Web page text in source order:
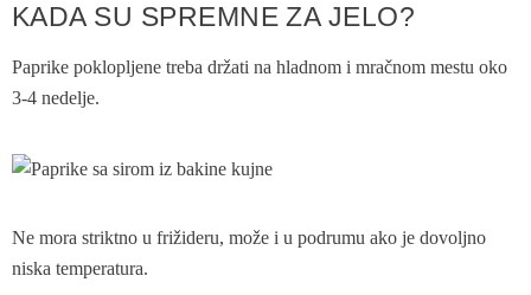
KADA SU SPREMNE ZA JELO?
Paprike poklopljene treba držati na hladnom i mračnom mestu oko
3-4 nedelje.
Ne mora striktno u frižideru, može i u podrumu ako je dovoljno
niska temperatura.